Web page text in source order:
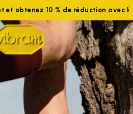
et obtenez 10 % de réduction avec le